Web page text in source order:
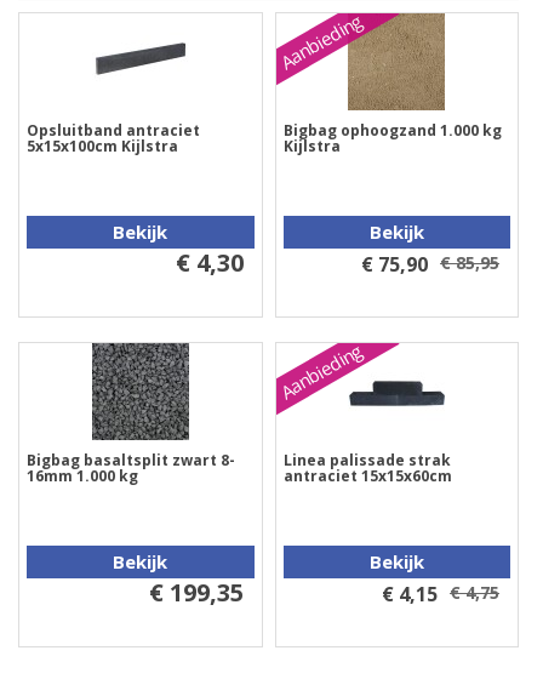
Opsluitband antraciet
5x15x100cm Kijlstra
Bekijk
€ 4,30
Aanbieding
Bigbag ophoogzand 1.000 kg
Kijlstra
Bekijk
€ 75,90 € 85,95
Bigbag basaltsplit zwart 8-
16mm 1.000 kg
Bekijk
€ 199,35
Aanbieding
Linea palissade strak
antraciet 15x15x60cm
Bekijk
€ 4,15 € 4,75